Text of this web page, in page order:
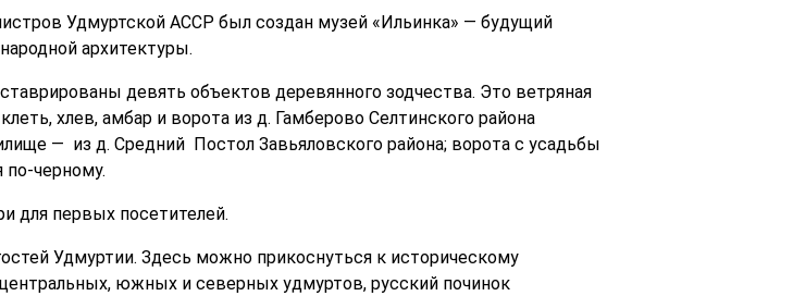
Удмуртской АССР был создан музей «Ильинка» — будущий
архитектуры.
девять объектов деревянного зодчества. Это ветряная
хлев, амбар и ворота из д. Гамберово Селтинского района
— из д. Средний Постол Завьяловского района; ворота с усадьбы
по-черному.
для первых посетителей.
Удмуртии. Здесь можно прикоснуться к историческому
южных и северных удмуртов, русский починок